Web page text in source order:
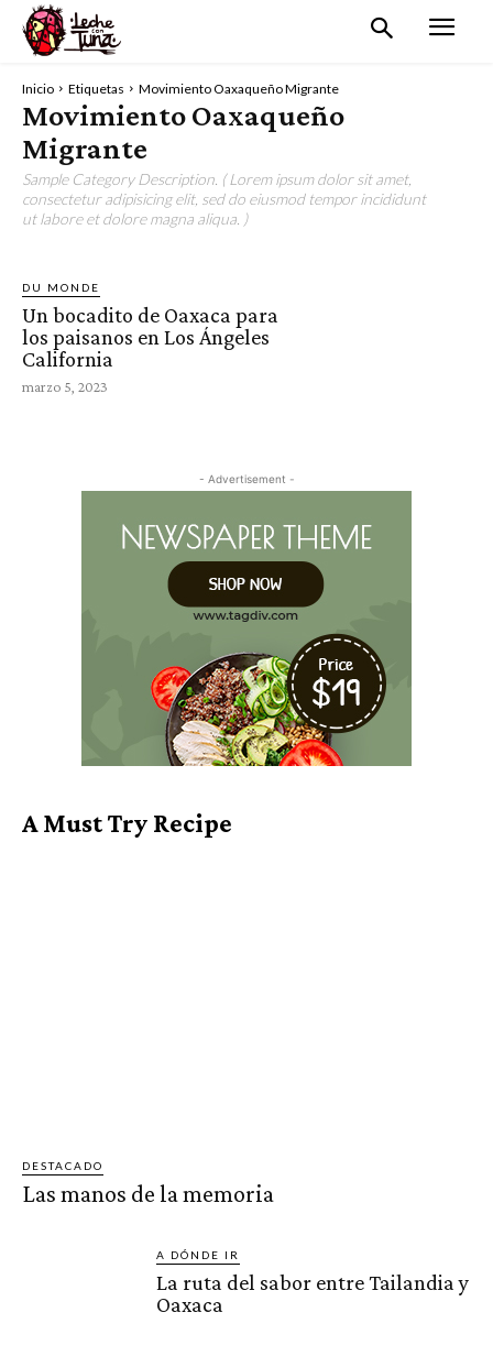
Inicio Etiquetas Movimiento Oaxaqueño Migrante
Movimiento Oaxaqueño
Migrante
Sample Category Description. ( Lorem ipsum dolor sit amet,
consectetur adipisicing elit, sed do eiusmod tempor incididunt
ut labore et dolore magna aliqua. )
DU MONDE
Un bocadito de Oaxaca para
los paisanos en Los Ángeles
California
marzo 5, 2023
- Advertisement -
A Must Try Recipe
DESTACADO
Las manos de la memoria
A DÓNDE IR
La ruta del sabor entre Tailandia y
Oaxaca